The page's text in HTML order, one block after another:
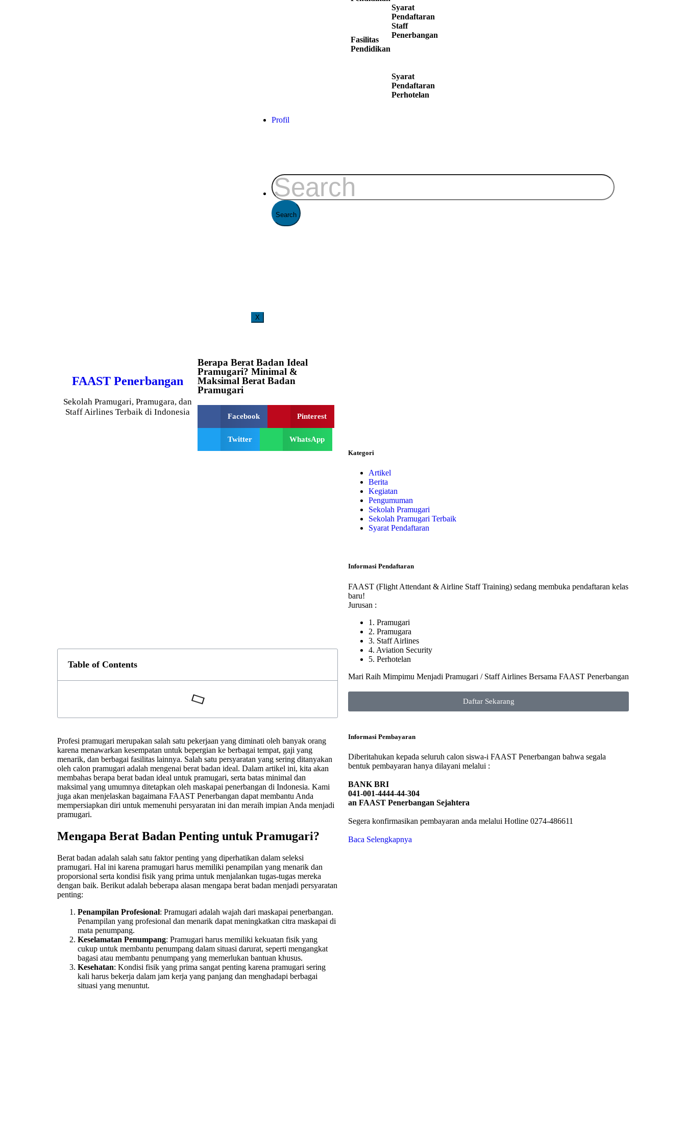
Fasilitas
Pendidikan
Syarat
Pendaftaran
Staff
Penerbangan
Syarat
Pendaftaran
Perhotelan
Profil
X
FAAST Penerbangan
Sekolah Pramugari, Pramugara, dan
Staff Airlines Terbaik di Indonesia
Berapa Berat Badan Ideal
Pramugari? Minimal &
Maksimal Berat Badan
Pramugari
Facebook Pinterest
Twitter WhatsApp
Table of Contents
Profesi pramugari merupakan salah satu pekerjaan yang diminati oleh banyak orang
karena menawarkan kesempatan untuk bepergian ke berbagai tempat, gaji yang
menarik, dan berbagai fasilitas lainnya. Salah satu persyaratan yang sering ditanyakan
oleh calon pramugari adalah mengenai berat badan ideal. Dalam artikel ini, kita akan
membahas berapa berat badan ideal untuk pramugari, serta batas minimal dan
maksimal yang umumnya ditetapkan oleh maskapai penerbangan di Indonesia. Kami
juga akan menjelaskan bagaimana FAAST Penerbangan dapat membantu Anda
mempersiapkan diri untuk memenuhi persyaratan ini dan meraih impian Anda menjadi
pramugari.
Mengapa Berat Badan Penting untuk Pramugari?
Berat badan adalah salah satu faktor penting yang diperhatikan dalam seleksi
pramugari. Hal ini karena pramugari harus memiliki penampilan yang menarik dan
proporsional serta kondisi fisik yang prima untuk menjalankan tugas-tugas mereka
dengan baik. Berikut adalah beberapa alasan mengapa berat badan menjadi persyaratan
penting:
Penampilan Profesional: Pramugari adalah wajah dari maskapai penerbangan.
Penampilan yang profesional dan menarik dapat meningkatkan citra maskapai di
mata penumpang.
Keselamatan Penumpang: Pramugari harus memiliki kekuatan fisik yang
cukup untuk membantu penumpang dalam situasi darurat, seperti mengangkat
bagasi atau membantu penumpang yang memerlukan bantuan khusus.
Kesehatan: Kondisi fisik yang prima sangat penting karena pramugari sering
kali harus bekerja dalam jam kerja yang panjang dan menghadapi berbagai
situasi yang menuntut.
Kategori
Artikel
Berita
Kegiatan
Pengumuman
Sekolah Pramugari
Sekolah Pramugari Terbaik
Syarat Pendaftaran
Informasi Pendaftaran
FAAST (Flight Attendant & Airline Staff Training) sedang membuka pendaftaran kelas
baru!
Jurusan :
1. Pramugari
2. Pramugara
3. Staff Airlines
4. Aviation Security
5. Perhotelan
Mari Raih Mimpimu Menjadi Pramugari / Staff Airlines Bersama FAAST Penerbangan
Daftar Sekarang
Informasi Pembayaran
Diberitahukan kepada seluruh calon siswa-i FAAST Penerbangan bahwa segala
bentuk pembayaran hanya dilayani melalui :
BANK BRI
041-001-4444-44-304
an FAAST Penerbangan Sejahtera
Segera konfirmasikan pembayaran anda melalui Hotline 0274-486611
Baca Selengkapnya